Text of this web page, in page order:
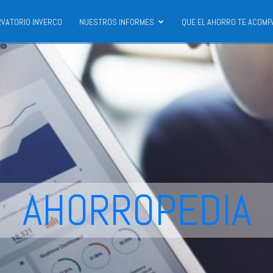
INVERCO NUESTROS INFORMES QUE EL AHORRO TE
AHORROPEDIA